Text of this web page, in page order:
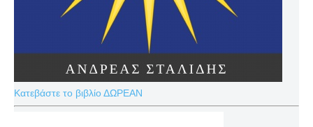
Κατεβάστε το βιβλίο ΔΩΡΕΑΝ